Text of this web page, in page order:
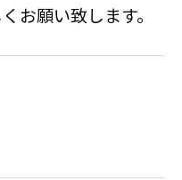
お願い致します。